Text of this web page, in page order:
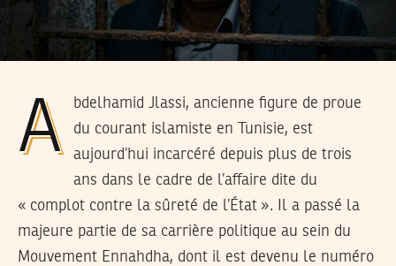
Abdelhamid Jlassi, ancienne figure de proue
du courant islamiste en Tunisie, est
aujourd’hui incarcéré depuis plus de trois
ans dans le cadre de l’affaire dite du
« complot contre la sûreté de l’État ». Il a passé la
majeure partie de sa carrière politique au sein du
Mouvement Ennahdha, dont il est devenu le numéro